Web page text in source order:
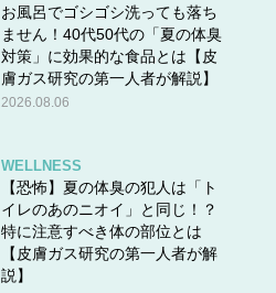
お風呂でゴシゴシ洗っても落ち
ません！40代50代の「夏の体臭
対策」に効果的な食品とは【皮
膚ガス研究の第一人者が解説】
2026.08.06
WELLNESS
【恐怖】夏の体臭の犯人は「ト
イレのあのニオイ」と同じ！？
特に注意すべき体の部位とは
【皮膚ガス研究の第一人者が解
説】